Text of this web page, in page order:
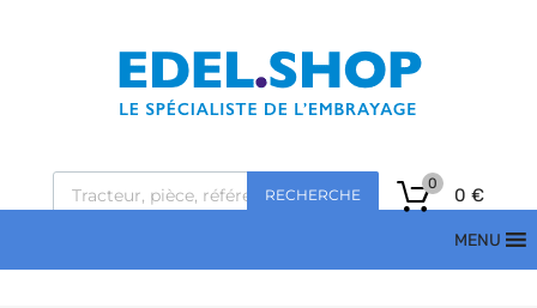
RECHERCHE 0 €
0
MENU